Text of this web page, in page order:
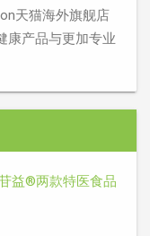
天猫海外旗舰店
康产品与更加专业
益®两款特医食品